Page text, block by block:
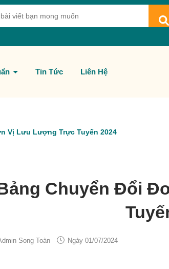
Tin Tức Liên Hệ
Vị Lưu Lượng Trực Tuyến 2024
Chuyển Đổi
Song Toàn Ngày01/07/2024